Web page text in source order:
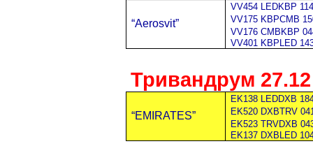
“Aerosvit”
VV454 LEDKBP
VV175 KBPCMB
VV176 CMBKBP
VV401 KBPLED
Тривандрум 27.12
“EMIRATES”
EK138 LEDDXB
EK520 DXBTRV
EK523 TRVDXB
EK137 DXBLED